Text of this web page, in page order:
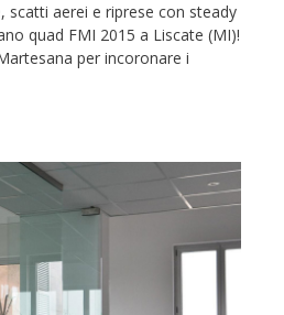
scatti aerei e riprese con steady
quad FMI 2015 a Liscate (MI)!
per incoronare i